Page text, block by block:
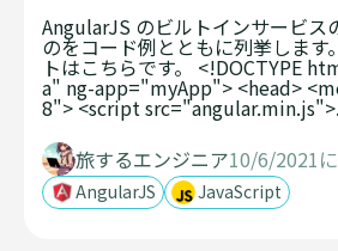
AngularJS のビルトインサービス
のをコード例とともに列挙します
トはこちらです。 <!DOCTYPE
a" ng-app="myApp"> <head>
8"> <script
旅するエンジニア10/6/2021
AngularJS JavaScript